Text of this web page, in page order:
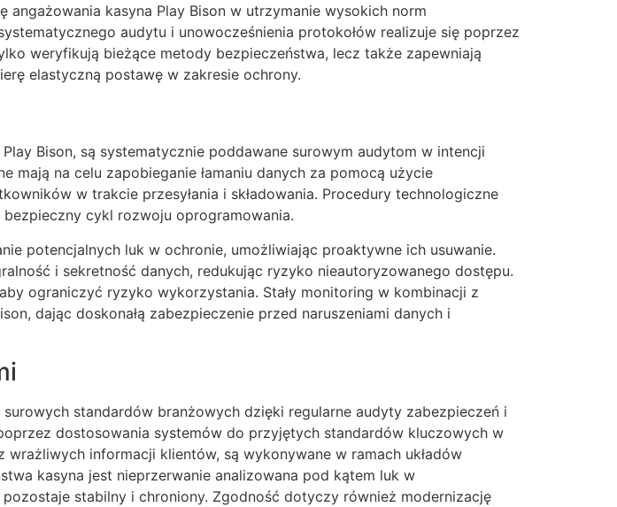
kasyna Play Bison w utrzymanie wysokich norm
audytu i unowocześnienia protokołów realizuje się poprzez
weryfikują bieżące metody bezpieczeństwa, lecz także zapewniają
elastyczną postawę w zakresie ochrony.
Bison, są systematycznie poddawane surowym audytom w intencji
na celu zapobieganie łamaniu danych za pomocą użycie
w trakcie przesyłania i składowania. Procedury technologiczne
cykl rozwoju oprogramowania.
potencjalnych luk w ochronie, umożliwiając proaktywne ich usuwanie.
i sekretność danych, redukując ryzyko nieautoryzowanego dostępu.
ograniczyć ryzyko wykorzystania. Stały monitoring w kombinacji z
dając doskonałą zabezpieczenie przed naruszeniami danych i
standardów branżowych dzięki regularne audyty zabezpieczeń i
dostosowania systemów do przyjętych standardów kluczowych w
informacji klientów, są wykonywane w ramach układów
kasyna jest nieprzerwanie analizowana pod kątem luk w
stabilny i chroniony. Zgodność dotyczy również modernizację